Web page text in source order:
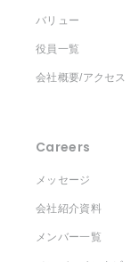
バリュー
役員一覧
会社概要/アクセス
Careers
メッセージ
会社紹介資料
メンバー一覧